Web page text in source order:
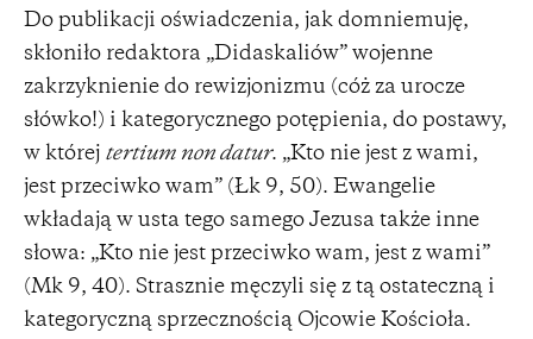
Do publikacji oświadczenia, jak domniemuję,
skłoniło redaktora „Didaskaliów” wojenne
zakrzyknienie do rewizjonizmu (cóż za urocze
słówko!) i kategorycznego potępienia, do postawy,
w której tertium non datur. „Kto nie jest z wami,
jest przeciwko wam” (Łk 9, 50). Ewangelie
wkładają w usta tego samego Jezusa także inne
słowa: „Kto nie jest przeciwko wam, jest z wami”
(Mk 9, 40). Strasznie męczyli się z tą ostateczną i
kategoryczną sprzecznością Ojcowie Kościoła.